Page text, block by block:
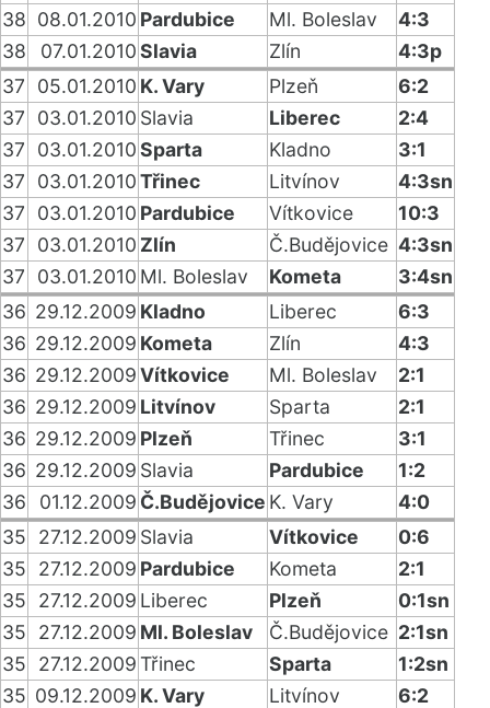
38 08.01.2010 Pardubice Ml. Boleslav
4:3
38
07.01.2010Slavia Zlín
4:3p
37
05.01.2010 K. Vary Plzeň
6:2
37
03.01.2010 Slavia Liberec
2:4
37
03.01.2010Sparta Kladno
3:1
37
03.01.2010Třinec Litvínov
4:3sn
37
03.01.2010 Pardubice Vítkovice
10:3
37
03.01.2010 Zlín Č.Budějovice 4:3sn
37
03.01.2010 Ml. Boleslav Kometa
3:4sn
36 29.12.2009 Kladno Liberec
6:3
36 29.12.2009 Kometa Zlín
4:3
36 29.12.2009Vítkovice Ml. Boleslav
2:1
36 29.12.2009 Litvínov Sparta
2:1
36 29.12.2009 Plzeň Třinec
3:1
36 29.12.2009 Slavia Pardubice
1:2
36
01.12.2009 Č.Budějovice K. Vary
4:0
35
27.12.2009 Slavia Vítkovice
0:6
35
27.12.2009 Pardubice Kometa
2:1
35
27.12.2009 Liberec Plzeň
0:1sn
35
27.12.2009 Ml. Boleslav Č.Budějovice 2:1sn
35
27.12.2009Třinec Sparta
1:2sn
35 09.12.2009 K. Vary Litvínov
6:2